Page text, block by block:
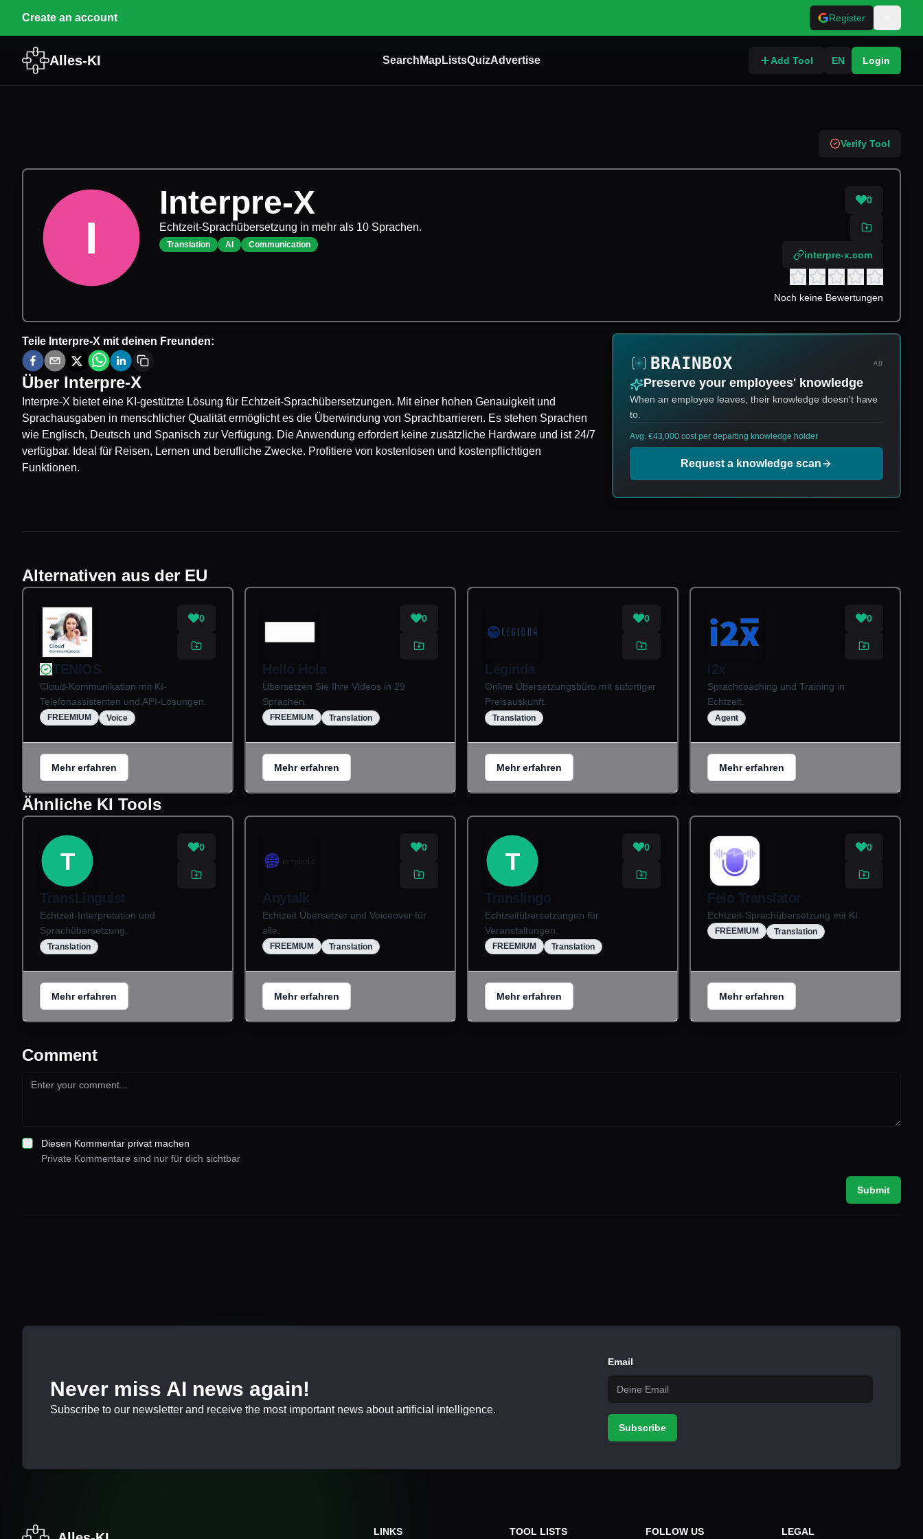
Create an account Register
Alles-KI Search Map ListsQuizAdvertise Add Tool EN Login
Verify Tool
I
Interpre-X
Echtzeit-Sprachübersetzung in mehr als 10 Sprachen.
Translation AI Communication
0
interpre-x.com
Noch keine Bewertungen
Teile Interpre-X mit deinen Freunden:
Über Interpre-X
Interpre-X bietet eine KI-gestützte Lösung für Echtzeit-Sprachübersetzungen. Mit einer hohen Genauigkeit und
Sprachausgaben in menschlicher Qualität ermöglicht es die Überwindung von Sprachbarrieren. Es stehen Sprachen
wie Englisch, Deutsch und Spanisch zur Verfügung. Die Anwendung erfordert keine zusätzliche Hardware und ist 24/7
verfügbar. Ideal für Reisen, Lernen und berufliche Zwecke. Profitiere von kostenlosen und kostenpflichtigen
Funktionen.
AD
Preserve your employees' knowledge
When an employee leaves, their knowledge doesn't have
to.
Avg. €43,000 cost per departing knowledge holder
Request a knowledge scan
Alternativen aus der EU
0
TENIOS
Cloud-Kommunikation mit KI-
Telefonassistenten und API-Lösungen.
FREEMIUM Voice
Mehr erfahren
0
Hello Hola
Übersetzen Sie Ihre Videos in 29
Sprachen.
FREEMIUM Translation
Mehr erfahren
0
Leginda
Online Übersetzungsbüro mit sofortiger
Preisauskunft.
Translation
Mehr erfahren
0
i2x
Sprachcoaching und Training in
Echtzeit.
Agent
Mehr erfahren
Ähnliche KI Tools
T
0
TransLinguist
Echtzeit-Interpretation und
Sprachübersetzung.
Translation
Mehr erfahren
0
Anytalk
Echtzeit Übersetzer und Voiceover für
alle.
FREEMIUM Translation
Mehr erfahren
T
0
Translingo
Echtzeitübersetzungen für
Veranstaltungen.
FREEMIUM Translation
Mehr erfahren
0
Felo Translator
Echtzeit-Sprachübersetzung mit KI.
FREEMIUM Translation
Mehr erfahren
Comment
Diesen Kommentar privat machen
Private Kommentare sind nur für dich sichtbar
Submit
Never miss AI news again!
Subscribe to our newsletter and receive the most important news about artificial intelligence.
Email
Subscribe
LINKS TOOL LISTS FOLLOW US LEGAL